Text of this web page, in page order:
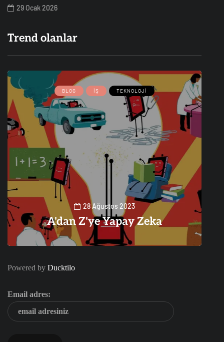
29 Ocak 2026
Trend olanlar
BLOG İŞ TEKNOLOJI
28 Ağustos 2023
A'dan Z'ye Yapay Zeka
Powered by Ducktilo
Email adres: